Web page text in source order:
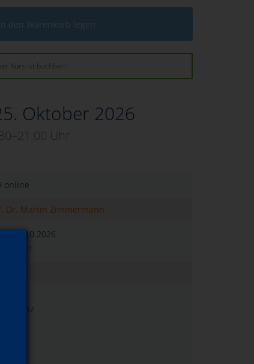
den Warenkorb legen
Kurs ist buchbar!
Oktober 2026
Uhr
online
Dr. Martin Zimmermann
25.10.2026